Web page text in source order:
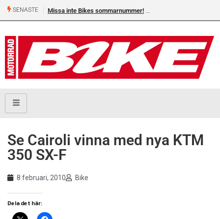
SENASTE Missa inte Bikes sommarnummer!
Se Cairoli vinna med nya KTM
350 SX-F
8 februari, 2010 Bike
Dela det här: